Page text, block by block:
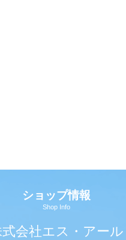
ショップ情報
Shop Info
会社エス・アール